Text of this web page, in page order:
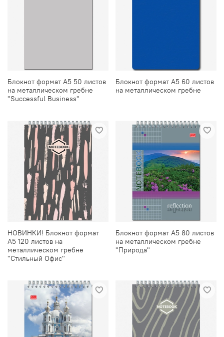
Блокнот формат А5 50 листов
на металлическом гребне
"Successful Business"
Блокнот формат А5 60 листов
на металлическом гребне
НОВИНКИ! Блокнот формат
А5 120 листов на
металлическом гребне
"Стильный Офис"
Блокнот формат А5 80 листов
на металлическом гребне
"Природа"